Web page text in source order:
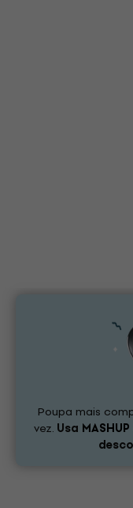
Poupa mais
vez. Usa MASHUP